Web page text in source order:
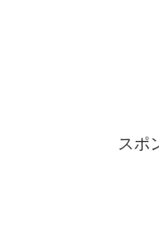
スポ